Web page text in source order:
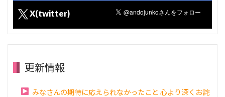
X(twitter)
更新情報
みなさんの期待に応えられなかったこと 心より深くお詫